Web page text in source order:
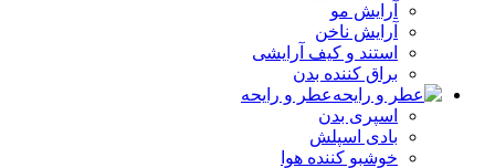
آرایش مو
آرایش ناخن
استند و کیف آرایشی
براق کننده بدن
عطر و رایحه
اسپری بدن
بادی اسپلش
خوشبو کننده هوا